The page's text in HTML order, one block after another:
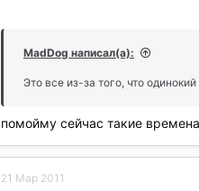
MadDog написал(а):
Это все из-за того, что
помойму сейчас такие
21 Мар 2011